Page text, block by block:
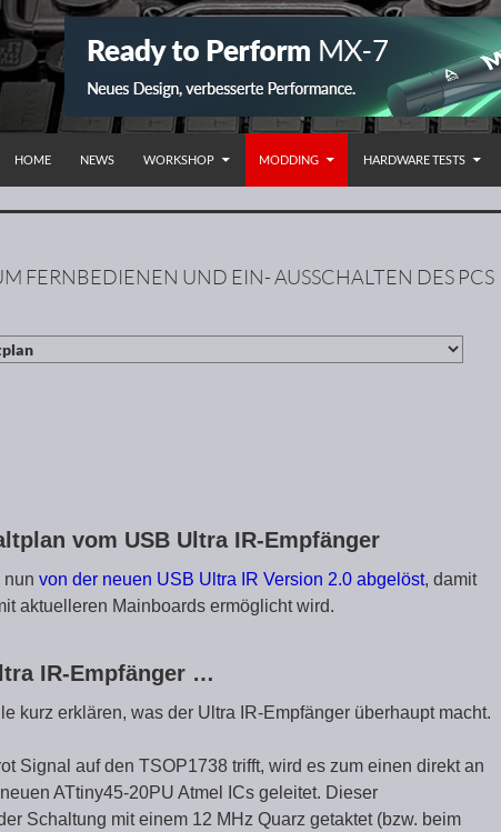
HOME
NEWS WORKSHOP MODDING HARDWARE TESTS
FERNBEDIENEN UND EIN- AUSSCHALTEN DES PCS
vom USB Ultra IR-Empfänger
nun von der neuen USB Ultra IR Version 2.0 abgelöst, damit
aktuelleren Mainboards ermöglicht wird.
IR-Empfänger …
kurz erklären, was der Ultra IR-Empfänger überhaupt macht.
Signal auf den TSOP1738 trifft, wird es zum einen direkt an
ATtiny45-20PU Atmel ICs geleitet. Dieser
Schaltung mit einem 12 MHz Quarz getaktet (bzw. beim